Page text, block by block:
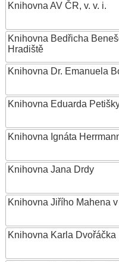
Knihovna AV ČR, v. v. i.
Knihovna Bedřicha
Hradiště
Knihovna Dr. Emanuela
Knihovna Eduarda
Knihovna Ignáta
Knihovna Jana Drdy
Knihovna Jiřího Mahena
Knihovna Karla Dvořáčka